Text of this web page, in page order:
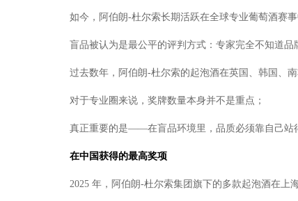
如今，阿伯朗-杜尔索长期活跃在全球专业葡萄酒赛
盲品被认为是最公平的评判方式：专家完全不知道品
过去数年，阿伯朗-杜尔索的起泡酒在英国、韩国、
对于专业圈来说，奖牌数量本身并不是重点；
真正重要的是——在盲品环境里，品质必须靠自己站
在中国获得的最高奖项
2025 年，阿伯朗-杜尔索集团旗下的多款起泡酒在上